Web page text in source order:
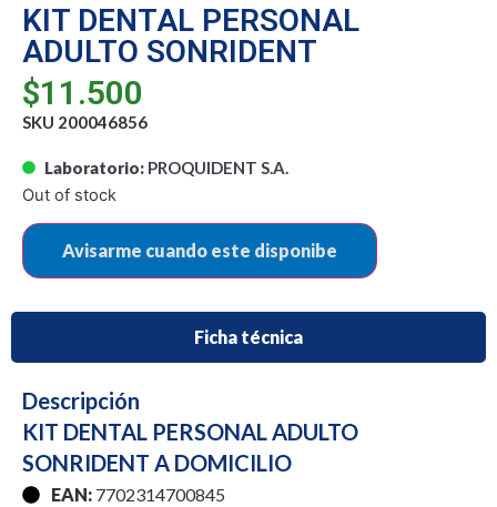
KIT DENTAL PERSONAL
ADULTO SONRIDENT
$11.500
SKU 200046856
Laboratorio: PROQUIDENT S.A.
Out of stock
Ficha técnica
Descripción
KIT DENTAL PERSONAL ADULTO
SONRIDENT A DOMICILIO
EAN: 7702314700845